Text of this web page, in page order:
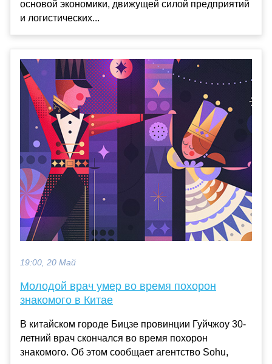
основой экономики, движущей силой предприятий
и логистических...
19:00, 20 Май
Молодой врач умер во время похорон
знакомого в Китае
В китайском городе Бицзе провинции Гуйчжоу 30-
летний врач скончался во время похорон
знакомого. Об этом сообщает агентство Sohu,